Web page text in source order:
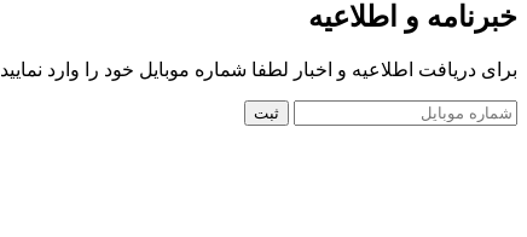
خبرنامه و اطلاعیه
برای دریافت اطلاعیه و اخبار لطفا شماره موبایل خود را وارد نمایید
ثبت